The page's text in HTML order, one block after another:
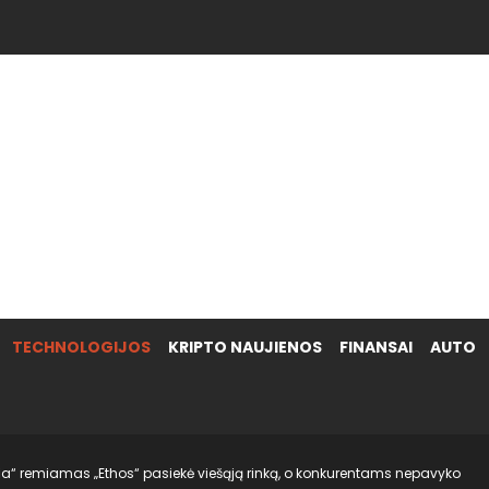
TECHNOLOGIJOS KRIPTO NAUJIENOS FINANSAI AUTO
remiamas „Ethos“ pasiekė viešąją rinką, o konkurentams nepavyko